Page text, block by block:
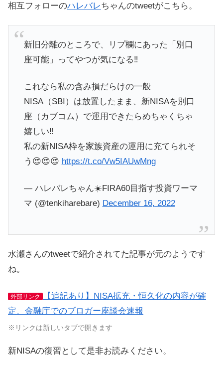
相互フォローのハレバレちゃんのtweetがこちら。
新旧分離のところで、リプ欄にあった「別口
座可能」ってやつが気になる‼️
これなら私の含み損だらけの一般
NISA（SBI）は放置したまま、新NISAを別口
座（カブコム）で運用できたらめちゃくちゃ
嬉しい‼️
私の新NISA枠を家族資産の運用に充てられそ
う😍😍😍 https://t.co/Vw5IAUwMng
— ハレバレちゃん☀️FIRA60目指す投資ワーマ
マ (@tenkiharebare) December 16, 2022
水瀬さんのtweetで紹介されてた記事が元のようです
ね。
外部リンク
【追記あり】NISA拡充・恒久化の内容が確
定、金融庁でのブロガー座談会速報
※リンクは新しいタブで開きます
新NISAの復習として是非お読みください。